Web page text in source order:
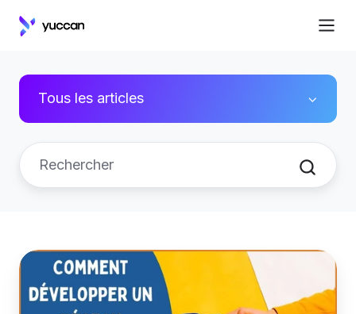
Tous les articles
Apporteurs
d’affaires
particulier,